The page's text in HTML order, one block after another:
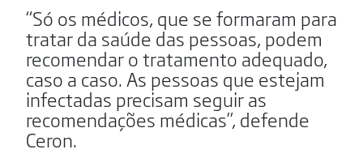
“Só os médicos, que se formaram para
tratar da saúde das pessoas, podem
recomendar o tratamento adequado,
caso a caso. As pessoas que estejam
infectadas precisam seguir as
recomendações médicas”, defende
Ceron.